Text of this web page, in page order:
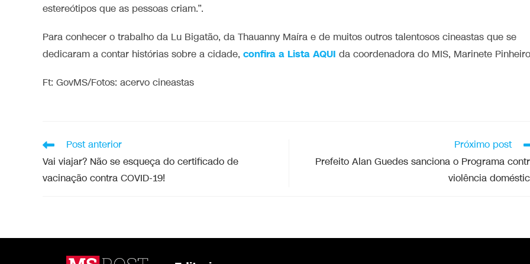
estereótipos que as pessoas criam.”.
Para conhecer o trabalho da Lu Bigatão, da Thauanny Maíra e de muitos outros talentosos cineastas que se
dedicaram a contar histórias sobre a cidade, confira a Lista AQUI da coordenadora do MIS, Marinete
Ft: GovMS/Fotos: acervo cineastas
Post anterior
Vai viajar? Não se esqueça do certificado de
vacinação contra COVID-19!
Próximo post
Prefeito Alan Guedes sanciona o Programa
violência